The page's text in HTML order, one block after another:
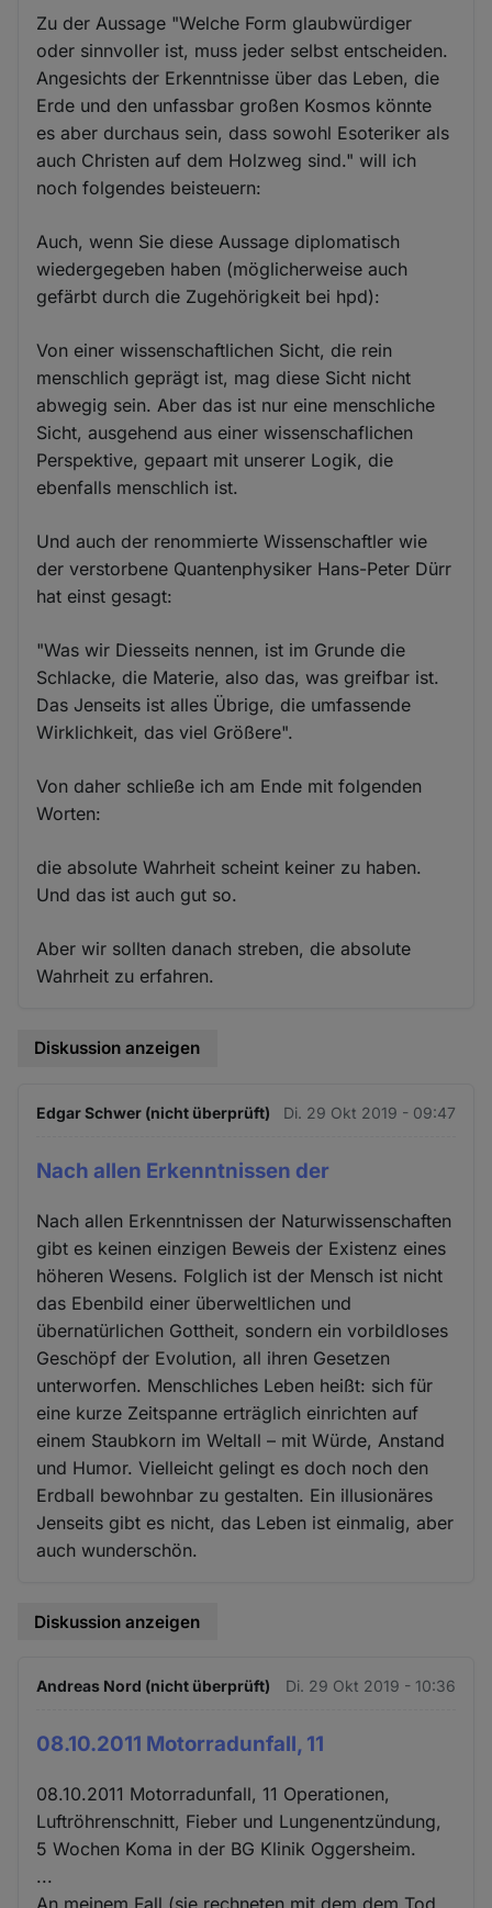
Zu der Aussage "Welche Form glaubwürdiger
oder sinnvoller ist, muss jeder selbst entscheiden.
Angesichts der Erkenntnisse über das Leben, die
Erde und den unfassbar großen Kosmos könnte
es aber durchaus sein, dass sowohl Esoteriker als
auch Christen auf dem Holzweg sind." will ich
noch folgendes beisteuern:
Auch, wenn Sie diese Aussage diplomatisch
wiedergegeben haben (möglicherweise auch
gefärbt durch die Zugehörigkeit bei hpd):
Von einer wissenschaftlichen Sicht, die rein
menschlich geprägt ist, mag diese Sicht nicht
abwegig sein. Aber das ist nur eine menschliche
Sicht, ausgehend aus einer wissenschaflichen
Perspektive, gepaart mit unserer Logik, die
ebenfalls menschlich ist.
Und auch der renommierte Wissenschaftler wie
der verstorbene Quantenphysiker Hans-Peter Dürr
hat einst gesagt:
"Was wir Diesseits nennen, ist im Grunde die
Schlacke, die Materie, also das, was greifbar ist.
Das Jenseits ist alles Übrige, die umfassende
Wirklichkeit, das viel Größere".
Von daher schließe ich am Ende mit folgenden
Worten:
die absolute Wahrheit scheint keiner zu haben.
Und das ist auch gut so.
Aber wir sollten danach streben, die absolute
Wahrheit zu erfahren.
Diskussion anzeigen
Edgar Schwer (nicht überprüft) Di. 29 Okt 2019 - 09:47
Nach allen Erkenntnissen der
Nach allen Erkenntnissen der Naturwissenschaften
gibt es keinen einzigen Beweis der Existenz eines
höheren Wesens. Folglich ist der Mensch ist nicht
das Ebenbild einer überweltlichen und
übernatürlichen Gottheit, sondern ein vorbildloses
Geschöpf der Evolution, all ihren Gesetzen
unterworfen. Menschliches Leben heißt: sich für
eine kurze Zeitspanne erträglich einrichten auf
einem Staubkorn im Weltall – mit Würde, Anstand
und Humor. Vielleicht gelingt es doch noch den
Erdball bewohnbar zu gestalten. Ein illusionäres
Jenseits gibt es nicht, das Leben ist einmalig, aber
auch wunderschön.
Diskussion anzeigen
Andreas Nord (nicht überprüft) Di. 29 Okt 2019 - 10:36
08.10.2011 Motorradunfall, 11
08.10.2011 Motorradunfall, 11 Operationen,
Luftröhrenschnitt, Fieber und Lungenentzündung,
5 Wochen Koma in der BG Klinik Oggersheim.
...
An meinem Fall (sie rechneten mit dem dem Tod